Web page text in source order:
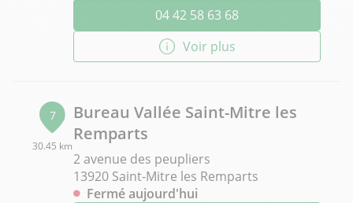
04 42 58 63 68
Voir plus
7
30.45 km
Bureau Vallée Saint-Mitre les
Remparts
2 avenue des peupliers
13920 Saint-Mitre les Remparts
Fermé aujourd'hui